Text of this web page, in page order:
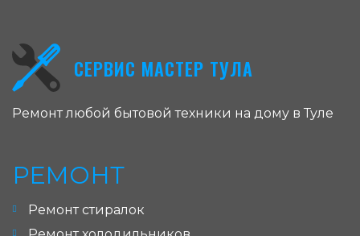
СЕРВИС МАСТЕР ТУЛА
Ремонт любой бытовой техники на дому в Туле
РЕМОНТ
Ремонт стиралок